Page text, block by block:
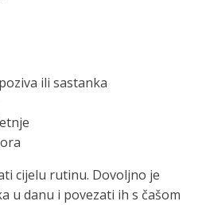
ili sastanka
cijelu rutinu. Dovoljno je
u danu i povezati ih s čašom